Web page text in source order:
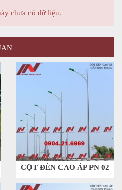
chưa có dữ liệu.
CỘT ĐÈN CAO ÁP PN 02